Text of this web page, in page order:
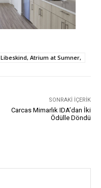
Atrium at Sumner,
SONRAKI İÇERIK
Carcas Mimarlık IDA’dan İki
Ödülle Döndü